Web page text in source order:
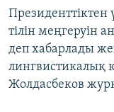
Skip
to
Search
ӘЛЕУМЕТ
ӘЛЕМ
АРНАЙЫ
Президенттіктен
тілін меңгеруін
деп хабарлады
лингвистикалық
Жолдасбеков